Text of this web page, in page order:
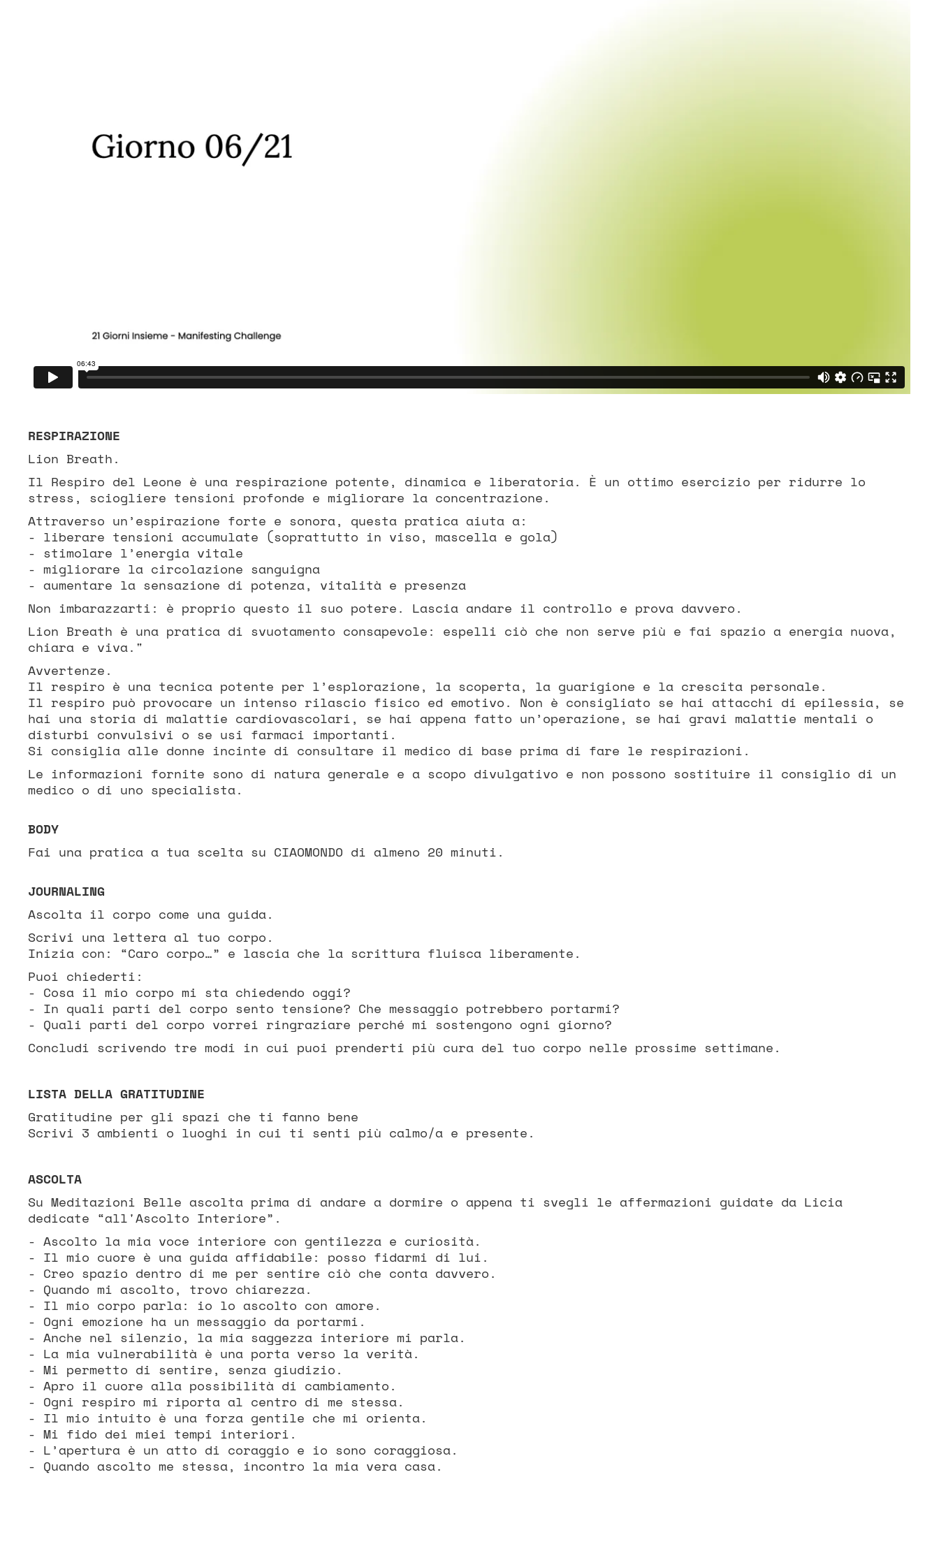
RESPIRAZIONE
Lion Breath.
Il Respiro del Leone è una respirazione potente, dinamica e liberatoria. È un ottimo esercizio per ridurre lo
stress, sciogliere tensioni profonde e migliorare la concentrazione.
Attraverso un’espirazione forte e sonora, questa pratica aiuta a:
- liberare tensioni accumulate (soprattutto in viso, mascella e gola)
- stimolare l’energia vitale
- migliorare la circolazione sanguigna
- aumentare la sensazione di potenza, vitalità e presenza
Non imbarazzarti: è proprio questo il suo potere. Lascia andare il controllo e prova davvero.
Lion Breath è una pratica di svuotamento consapevole: espelli ciò che non serve più e fai spazio a energia nuova,
chiara e viva."
Avvertenze.
Il respiro è una tecnica potente per l’esplorazione, la scoperta, la guarigione e la crescita personale.
Il respiro può provocare un intenso rilascio fisico ed emotivo. Non è consigliato se hai attacchi di epilessia, se
hai una storia di malattie cardiovascolari, se hai appena fatto un’operazione, se hai gravi malattie mentali o
disturbi convulsivi o se usi farmaci importanti.
Si consiglia alle donne incinte di consultare il medico di base prima di fare le respirazioni.
Le informazioni fornite sono di natura generale e a scopo divulgativo e non possono sostituire il consiglio di un
medico o di uno specialista.
BODY
Fai una pratica a tua scelta su CIAOMONDO di almeno 20 minuti.
JOURNALING
Ascolta il corpo come una guida.
Scrivi una lettera al tuo corpo.
Inizia con: “Caro corpo…” e lascia che la scrittura fluisca liberamente.
Puoi chiederti:
- Cosa il mio corpo mi sta chiedendo oggi?
- In quali parti del corpo sento tensione? Che messaggio potrebbero portarmi?
- Quali parti del corpo vorrei ringraziare perché mi sostengono ogni giorno?
Concludi scrivendo tre modi in cui puoi prenderti più cura del tuo corpo nelle prossime settimane.
LISTA DELLA GRATITUDINE
Gratitudine per gli spazi che ti fanno bene
Scrivi 3 ambienti o luoghi in cui ti senti più calmo/a e presente.
ASCOLTA
Su Meditazioni Belle ascolta prima di andare a dormire o appena ti svegli le affermazioni guidate da Licia
dedicate “all'Ascolto Interiore”.
- Ascolto la mia voce interiore con gentilezza e curiosità.
- Il mio cuore è una guida affidabile: posso fidarmi di lui.
- Creo spazio dentro di me per sentire ciò che conta davvero.
- Quando mi ascolto, trovo chiarezza.
- Il mio corpo parla: io lo ascolto con amore.
- Ogni emozione ha un messaggio da portarmi.
- Anche nel silenzio, la mia saggezza interiore mi parla.
- La mia vulnerabilità è una porta verso la verità.
- Mi permetto di sentire, senza giudizio.
- Apro il cuore alla possibilità di cambiamento.
- Ogni respiro mi riporta al centro di me stessa.
- Il mio intuito è una forza gentile che mi orienta.
- Mi fido dei miei tempi interiori.
- L’apertura è un atto di coraggio e io sono coraggiosa.
- Quando ascolto me stessa, incontro la mia vera casa.